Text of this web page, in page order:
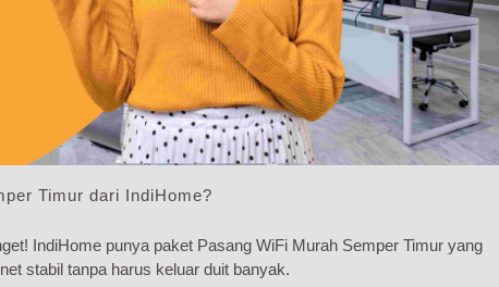
Timur dari IndiHome?
IndiHome punya paket Pasang WiFi Murah Semper Timur yang
stabil tanpa harus keluar duit banyak.